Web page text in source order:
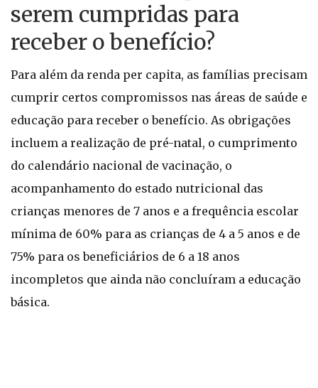
serem cumpridas para
receber o benefício?
Para além da renda per capita, as famílias precisam
cumprir certos compromissos nas áreas de saúde e
educação para receber o benefício. As obrigações
incluem a realização de pré-natal, o cumprimento
do calendário nacional de vacinação, o
acompanhamento do estado nutricional das
crianças menores de 7 anos e a frequência escolar
mínima de 60% para as crianças de 4 a 5 anos e de
75% para os beneficiários de 6 a 18 anos
incompletos que ainda não concluíram a educação
básica.